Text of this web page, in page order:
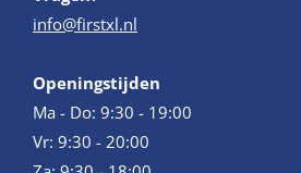
info@firstxl.nl
Openingstijden
Ma - Do: 9:30 - 19:00
Vr: 9:30 - 20:00